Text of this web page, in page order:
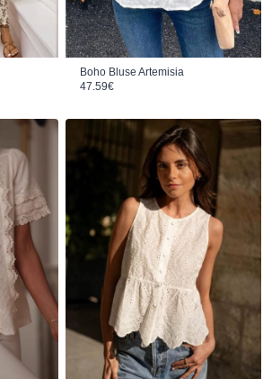
Boho Bluse Artemisia
47.59€